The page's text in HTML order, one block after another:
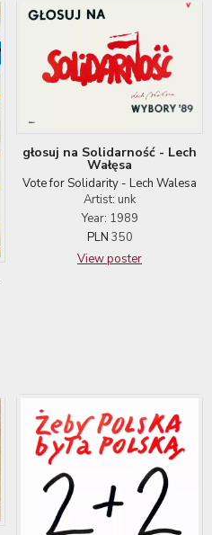
głosuj na Solidarność - Lech
Wałęsa
Vote for Solidarity - Lech Walesa
Artist: unk
Year: 1989
PLN 350
View poster